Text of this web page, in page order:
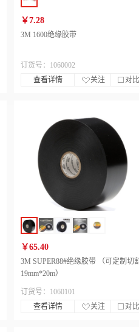
￥7.28
3M 1600绝缘胶带
订货号：1060002
查看详情
关注 对比
￥65.40
3M SUPER88#绝缘胶带 （可定制切
19mm*20m）
订货号：1060101
查看详情
关注 对比